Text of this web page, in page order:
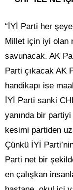
“İYİ Parti her
Millet için iyi olan
savunacak. AK
Parti çıkacak AK
handikapı ise
İYİ Parti sanki
yanında bir
kesimi partiden
Çünkü İYİ
Parti net bir
en çalışkan